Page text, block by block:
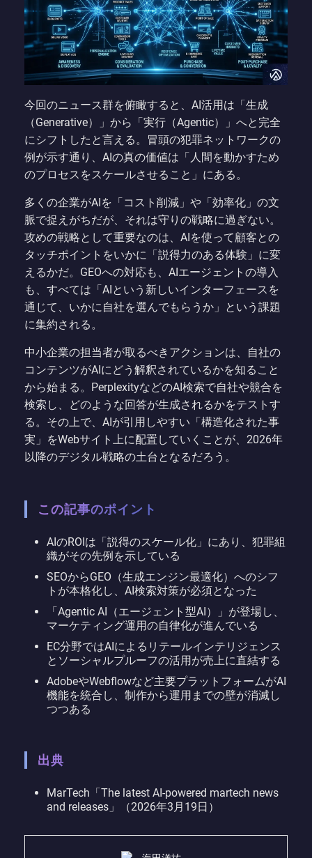
今回のニュース群を俯瞰すると、AI活用は「生成
（Generative）」から「実行（Agentic）」へと完全
にシフトしたと言える。冒頭の犯罪ネットワークの
例が示す通り、AIの真の価値は「人間を動かすため
のプロセスをスケールさせること」にある。
多くの企業がAIを「コスト削減」や「効率化」の文
脈で捉えがちだが、それは守りの戦略に過ぎない。
攻めの戦略として重要なのは、AIを使って顧客との
タッチポイントをいかに「説得力のある体験」に変
えるかだ。GEOへの対応も、AIエージェントの導入
も、すべては「AIという新しいインターフェースを
通じて、いかに自社を選んでもらうか」という課題
に集約される。
中小企業の担当者が取るべきアクションは、自社の
コンテンツがAIにどう解釈されているかを知ること
から始まる。PerplexityなどのAI検索で自社や競合を
検索し、どのような回答が生成されるかをテストす
る。その上で、AIが引用しやすい「構造化された事
実」をWebサイト上に配置していくことが、2026年
以降のデジタル戦略の土台となるだろう。
この記事のポイント
AIのROIは「説得のスケール化」にあり、犯罪組
織がその先例を示している
SEOからGEO（生成エンジン最適化）へのシフ
トが本格化し、AI検索対策が必須となった
「Agentic AI（エージェント型AI）」が登場し、
マーケティング運用の自律化が進んでいる
EC分野ではAIによるリテールインテリジェンス
とソーシャルプルーフの活用が売上に直結する
AdobeやWebflowなど主要プラットフォームがAI
機能を統合し、制作から運用までの壁が消滅し
つつある
出典
MarTech「The latest AI-powered martech news
and releases」（2026年3月19日）